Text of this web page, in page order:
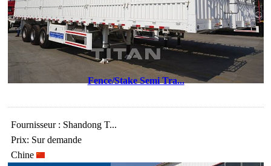
Fence/Stake Semi Tra...
Fournisseur : Shandong T...
Prix: Sur demande
Chine